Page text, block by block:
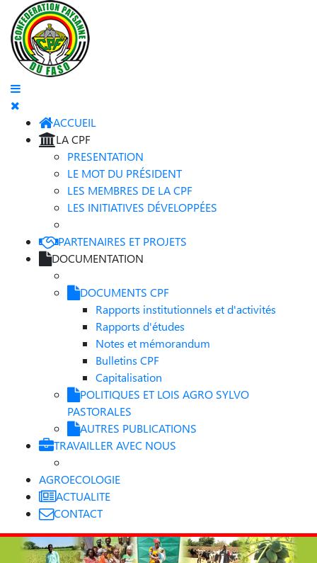
ACCUEIL
LA CPF
PRESENTATION
LE MOT DU PRÉSIDENT
LES MEMBRES DE LA CPF
LES INITIATIVES DÉVELOPPÉES
PARTENAIRES ET PROJETS
DOCUMENTATION
DOCUMENTS CPF
Rapports institutionnels et d'activités
Rapports d'études
Notes et mémorandum
Bulletins CPF
Capitalisation
POLITIQUES ET LOIS AGRO SYLVO
PASTORALES
AUTRES PUBLICATIONS
TRAVAILLER AVEC NOUS
AGROECOLOGIE
ACTUALITE
CONTACT